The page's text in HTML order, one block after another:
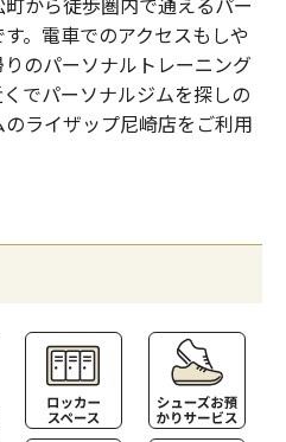
。電車でのアクセスもしや
のパーソナルトレーニング
でパーソナルジムを探しの
ライザップ尼崎店をご利用